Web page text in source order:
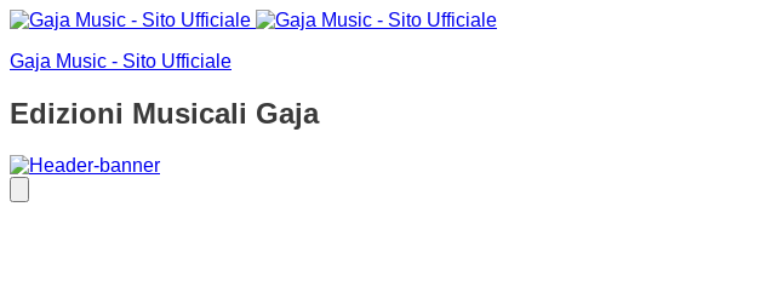
Gaja Music - Sito Ufficiale
Edizioni Musicali Gaja